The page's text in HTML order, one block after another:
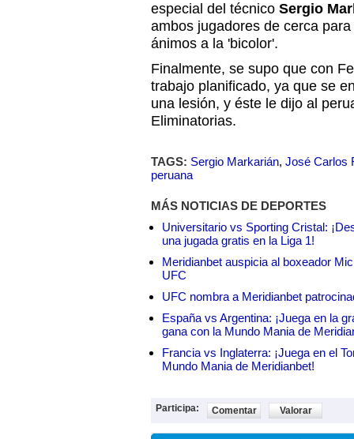
especial del técnico Sergio
ambos jugadores de cerca
ánimos a la 'bicolor'.
Finalmente, se supo que con
trabajo planificado, ya que se
una lesión, y éste le dijo al
Eliminatorias.
TAGS: Sergio Markarián, José Carlos
peruana
MÁS NOTICIAS DE DEPORTES
Universitario vs Sporting Cristal:
una jugada gratis en la Liga 1!
Meridianbet auspicia al boxeador
UFC
UFC nombra a Meridianbet
España vs Argentina: ¡Juega en la
gana con la Mundo Mania de
Francia vs Inglaterra: ¡Juega en el
Mundo Mania de Meridianbet!
Participa: Comentar Valorar